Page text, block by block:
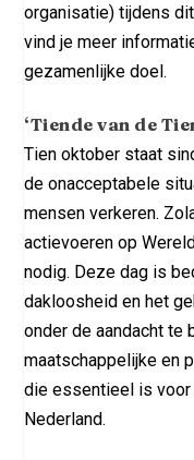
organisatie) tijdens
vind je meer
gezamenlijke doel.
‘Tiende van de
Tien oktober staat
de onacceptabele
mensen verkeren.
actievoeren op
nodig. Deze dag is
dakloosheid en het
onder de aandacht te
maatschappelijke en
die essentieel is voor
Nederland.